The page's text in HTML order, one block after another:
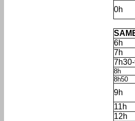
0h
6h
7h
8h
8h50
9h
11h
12h